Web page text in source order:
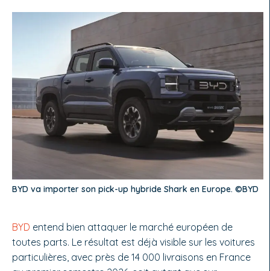
BYD va importer son pick-up hybride Shark en Europe. ©BYD
BYD entend bien attaquer le marché européen de
toutes parts. Le résultat est déjà visible sur les voitures
particulières, avec près de 14 000 livraisons en France